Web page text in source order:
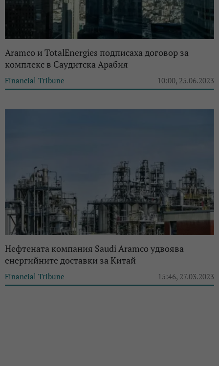
Aramco и TotalEnergies подписаха договор за
комплекс в Саудитска Арабия
Financial Tribune 10:00, 25.06.2023
Нефтената компания Saudi Aramco удвоява
енергийните доставки за Китай
Financial Tribune 15:46, 27.03.2023